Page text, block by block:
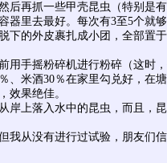
后再抓一些甲壳昆虫（特别是
器里去最好。每次有3至5个就
下的外皮裹扎成小团，全部置
用手摇粉碎机进行粉碎（这时
、米酒30％在家里勾兑好，在
效果绝佳。
岸上落入水中的昆虫，而且，
我从没有进行过试验，朋友们